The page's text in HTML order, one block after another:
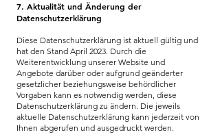
7. Aktualität und Änderung der
Datenschutzerklärung
Diese Datenschutzerklärung ist aktuell gültig und
hat den Stand April 2023. Durch die
Weiterentwicklung unserer Website und
Angebote darüber oder aufgrund geänderter
gesetzlicher beziehungsweise behördlicher
Vorgaben kann es notwendig werden, diese
Datenschutzerklärung zu ändern. Die jeweils
aktuelle Datenschutzerklärung kann jederzeit von
Ihnen abgerufen und ausgedruckt werden.